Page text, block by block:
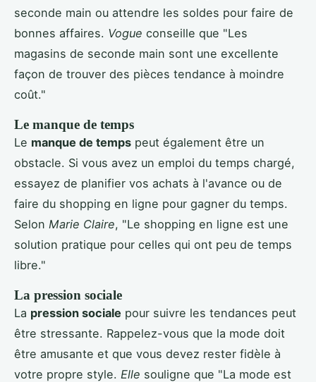
seconde main ou attendre les soldes pour faire de
bonnes affaires. Vogue conseille que "Les
magasins de seconde main sont une excellente
façon de trouver des pièces tendance à moindre
coût."
Le manque de temps
Le manque de temps peut également être un
obstacle. Si vous avez un emploi du temps chargé,
essayez de planifier vos achats à l'avance ou de
faire du shopping en ligne pour gagner du temps.
Selon Marie Claire, "Le shopping en ligne est une
solution pratique pour celles qui ont peu de temps
libre."
La pression sociale
La pression sociale pour suivre les tendances peut
être stressante. Rappelez-vous que la mode doit
être amusante et que vous devez rester fidèle à
votre propre style. Elle souligne que "La mode est